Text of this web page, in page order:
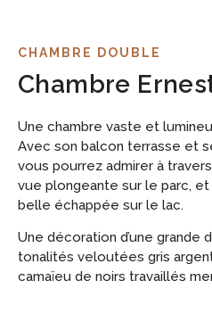
CHAMBRE DOUBLE
Chambre
Une chambre vaste et
Avec son balcon terrasse et
vous pourrez admirer à
vue plongeante sur le parc,
belle échappée sur le lac.
Une décoration d’une grande
tonalités veloutées gris
camaïeu de noirs travaillés